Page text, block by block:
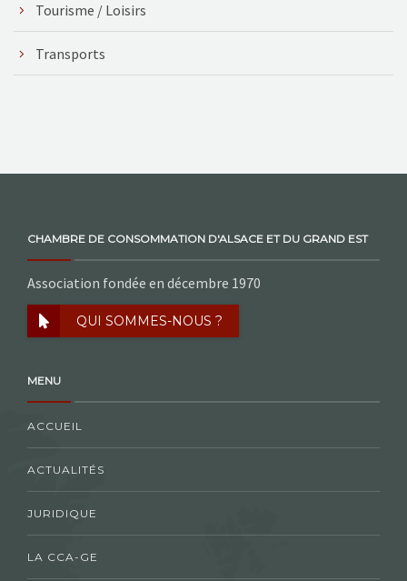
Tourisme / Loisirs
Transports
CHAMBRE DE CONSOMMATION D'ALSACE ET DU GRAND EST
Association fondée en décembre 1970
QUI SOMMES-NOUS ?
MENU
ACCUEIL
ACTUALITÉS
JURIDIQUE
LA CCA-GE